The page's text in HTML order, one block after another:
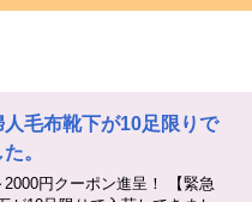
人毛布靴下が10足限りで
。
円クーポン進呈！ 【緊急